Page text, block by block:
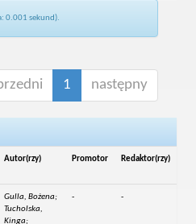
0.001 sekund).
1 następny
Autor(rzy) Promotor Redaktor(rzy)
Gulla, Bożena;
Tucholska,
Kinga;
- -